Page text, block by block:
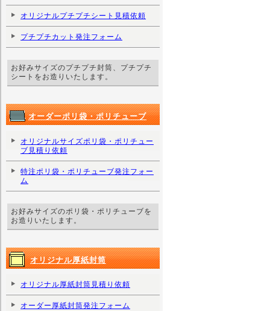
オリジナルプチプチシート見積依頼
プチプチカット発注フォーム
お好みサイズのプチプチ封筒、プチプチ
シートをお造りいたします。
オーダーポリ袋・ポリチューブ
オリジナルサイズポリ袋・ポリチュー
ブ見積り依頼
特注ポリ袋・ポリチューブ発注フォー
ム
お好みサイズのポリ袋・ポリチューブを
お造りいたします。
オリジナル厚紙封筒
オリジナル厚紙封筒見積り依頼
オーダー厚紙封筒発注フォーム